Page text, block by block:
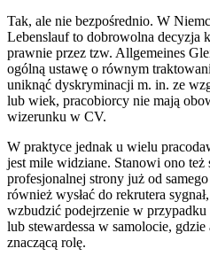
Tak, ale nie bezpośrednio. W
Lebenslauf to dobrowolna decyzja
prawnie przez tzw. Allgemeines
ogólną ustawę o równym
uniknąć dyskryminacji m. in. ze
lub wiek, pracobiorcy nie mają
wizerunku w CV.
W praktyce jednak u wielu
jest mile widziane. Stanowi ono też
profesjonalnej strony już od
również wysłać do rekrutera
wzbudzić podejrzenie w
lub stewardessa w samolocie,
znaczącą rolę.